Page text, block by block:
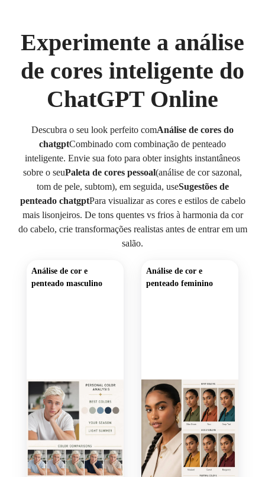
Experimente a análise
de cores inteligente do
ChatGPT Online
Descubra o seu look perfeito comAnálise de cores do
chatgptCombinado com combinação de penteado
inteligente. Envie sua foto para obter insights instantâneos
sobre o seuPaleta de cores pessoal(análise de cor sazonal,
tom de pele, subtom), em seguida, useSugestões de
penteado chatgptPara visualizar as cores e estilos de cabelo
mais lisonjeiros. De tons quentes vs frios à harmonia da cor
do cabelo, crie transformações realistas antes de entrar em um
salão.
Análise de cor e
penteado masculino
Análise de cor e
penteado feminino